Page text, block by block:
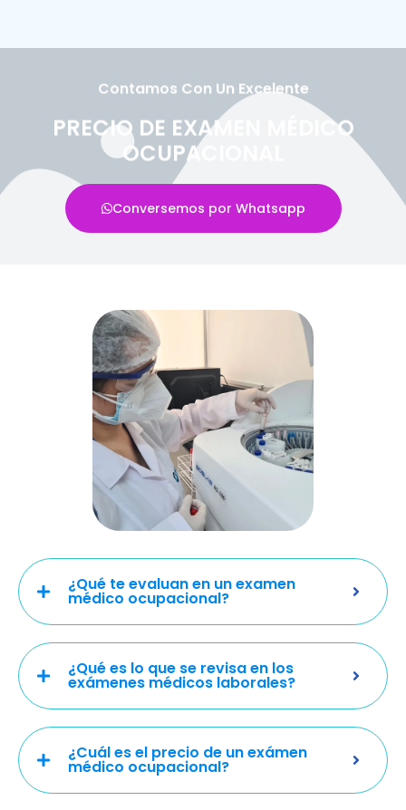
Contamos Con Un Excelente
PRECIO DE EXAMEN MÉDICO
OCUPACIONAL
Conversemos por Whatsapp
¿Qué te evaluan en un examen
médico ocupacional?
¿Qué es lo que se revisa en los
exámenes médicos laborales?
¿Cuál es el precio de un exámen
médico ocupacional?